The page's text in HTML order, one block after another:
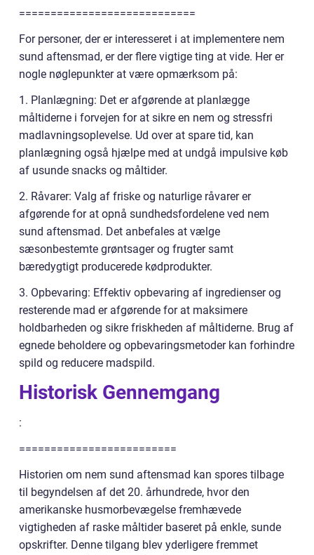
============================
For personer, der er interesseret i at implementere nem
sund aftensmad, er der flere vigtige ting at vide. Her er
nogle nøglepunkter at være opmærksom på:
1. Planlægning: Det er afgørende at planlægge
måltiderne i forvejen for at sikre en nem og stressfri
madlavningsoplevelse. Ud over at spare tid, kan
planlægning også hjælpe med at undgå impulsive køb
af usunde snacks og måltider.
2. Råvarer: Valg af friske og naturlige råvarer er
afgørende for at opnå sundhedsfordelene ved nem
sund aftensmad. Det anbefales at vælge
sæsonbestemte grøntsager og frugter samt
bæredygtigt producerede kødprodukter.
3. Opbevaring: Effektiv opbevaring af ingredienser og
resterende mad er afgørende for at maksimere
holdbarheden og sikre friskheden af måltiderne. Brug af
egnede beholdere og opbevaringsmetoder kan forhindre
spild og reducere madspild.
Historisk Gennemgang
:
=========================
Historien om nem sund aftensmad kan spores tilbage
til begyndelsen af det 20. århundrede, hvor den
amerikanske husmorbevægelse fremhævede
vigtigheden af raske måltider baseret på enkle, sunde
opskrifter. Denne tilgang blev yderligere fremmet